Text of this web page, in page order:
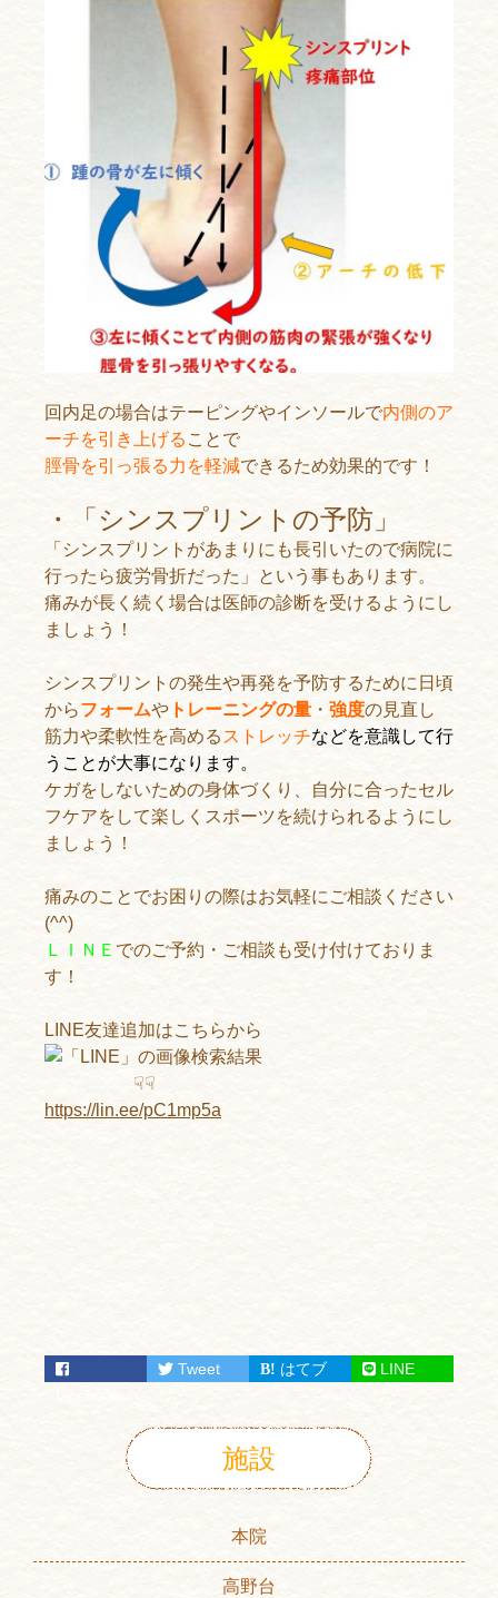
回内足の場合はテーピングやインソールで内側のア
ーチを引き上げる ことで
脛骨を引っ張る力を軽減できるため効果的です！
・「シンスプリントの予防」
「シンスプリントがあまりにも長引いたので病院に
行ったら疲労骨折だった」という事もあります。
痛みが長く続く場合は医師の診断を受けるようにし
ましょう！
シンスプリントの発生や再発を予防するために日頃
からフォームや トレーニングの量 ・ 強度の見直し
筋力や柔軟性を高める ストレッチなどを意識して行
うことが大事になります。
ケガをしないための身体づくり、自分に合ったセル
フケアをして楽しくスポーツを続けられるようにし
ましょう！
痛みのことでお困りの際はお気軽にご相談ください
(^^)
ＬＩＮＥ でのご予約・ご相談も受け付けておりま
す！
LINE友達追加はこちらから
☟☟
https://lin.ee/pC1mp5a
Tweet はてブ LINE
施設
本院
高野台